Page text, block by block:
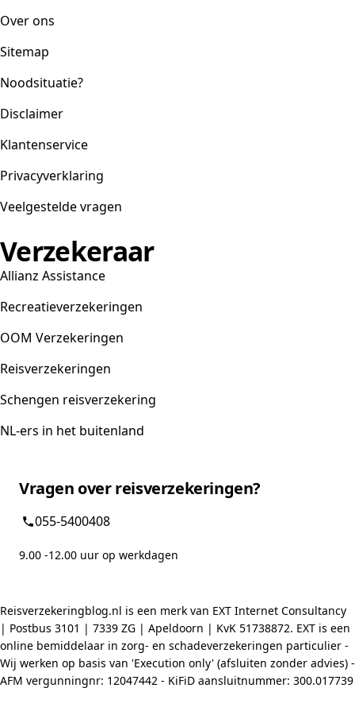
Over ons
Sitemap
Noodsituatie?
Disclaimer
Klantenservice
Privacyverklaring
Veelgestelde vragen
Verzekeraar
Allianz Assistance
Recreatieverzekeringen
OOM Verzekeringen
Reisverzekeringen
Schengen reisverzekering
NL-ers in het buitenland
Vragen over reisverzekeringen?
055-5400408
9.00 -12.00 uur op werkdagen
Reisverzekeringblog.nl is een merk van EXT Internet Consultancy
| Postbus 3101 | 7339 ZG | Apeldoorn | KvK 51738872. EXT is een
online bemiddelaar in zorg- en schadeverzekeringen particulier -
Wij werken op basis van 'Execution only' (afsluiten zonder advies) -
AFM vergunningnr: 12047442 - KiFiD aansluitnummer: 300.017739